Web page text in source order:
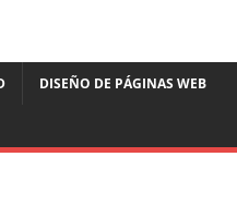
DISEÑO DE PÁGINAS WEB